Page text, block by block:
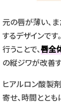
元の唇が薄い、
するデザインで
行うことで、唇全
の縦ジワが改善
ヒアルロン酸製
寄せ、時間とと